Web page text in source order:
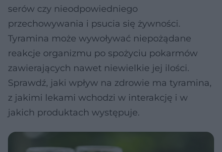
serów czy nieodpowiedniego
przechowywania i psucia się żywności.
Tyramina może wywoływać niepożądane
reakcje organizmu po spożyciu pokarmów
zawierających nawet niewielkie jej ilości.
Sprawdź, jaki wpływ na zdrowie ma tyramina,
z jakimi lekami wchodzi w interakcję i w
jakich produktach występuje.